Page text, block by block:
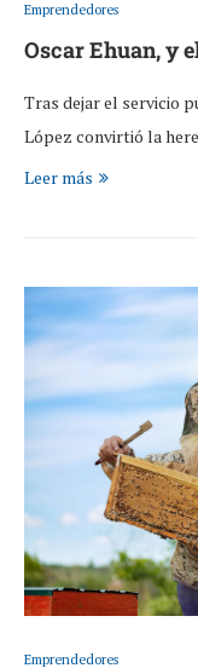
Emprendedores
Oscar Ehuan, y
Tras dejar el servicio
López convirtió la
Leer más
Emprendedores